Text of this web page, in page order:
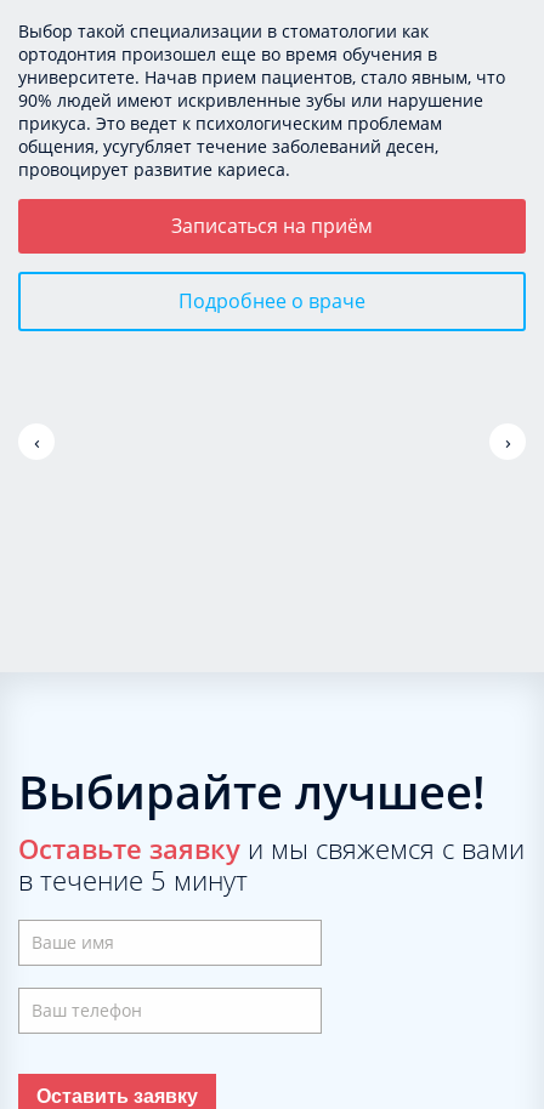
Выбор такой специализации в стоматологии как
ортодонтия произошел еще во время обучения в
университете. Начав прием пациентов, стало явным, что
90% людей имеют искривленные зубы или нарушение
прикуса. Это ведет к психологическим проблемам
общения, усугубляет течение заболеваний десен,
провоцирует развитие кариеса.
Записаться на приём
Подробнее о враче
‹ ›
Выбирайте лучшее!
Оставьте заявку и мы свяжемся с вами
в течение 5 минут
Оставить заявку